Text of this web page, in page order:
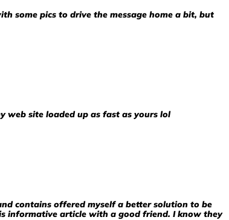
some pics to drive the message home a bit, but
web site loaded up as fast as yours lol
contains offered myself a better solution to be
informative article with a good friend. I know they